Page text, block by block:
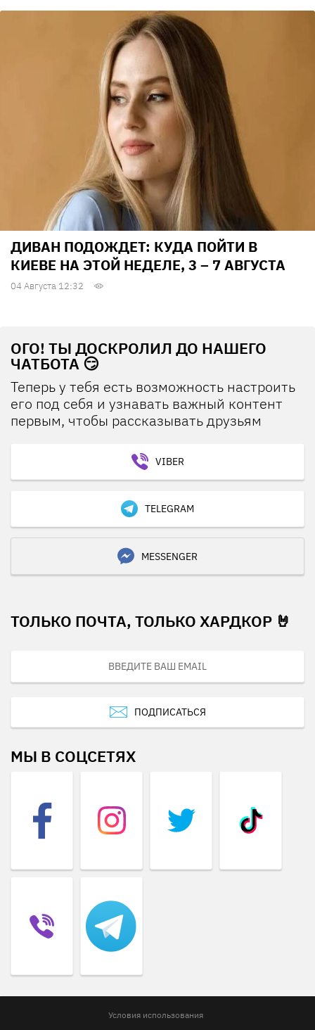
ДИВАН ПОДОЖДЕТ: КУДА ПОЙТИ В
КИЕВЕ НА ЭТОЙ НЕДЕЛЕ, 3 – 7 АВГУСТА
04 Августа 12:32
ОГО! ТЫ ДОСКРОЛИЛ ДО НАШЕГО
ЧАТБОТА 😏
Теперь у тебя есть возможность настроить
его под себя и узнавать важный контент
первым, чтобы рассказывать друзьям
VIBER
TELEGRAM
MESSENGER
ТОЛЬКО ПОЧТА, ТОЛЬКО ХАРДКОР 🤘
ПОДПИСАТЬСЯ
МЫ В СОЦСЕТЯХ
Условия использования